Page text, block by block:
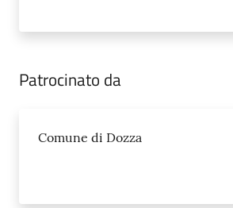
Patrocinato da
Comune di Dozza